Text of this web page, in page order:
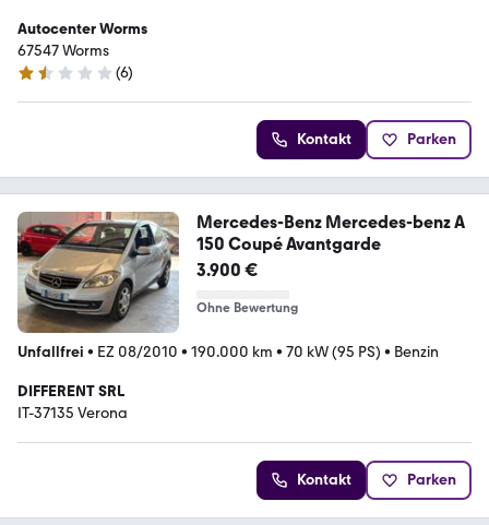
Autocenter Worms
67547 Worms
1.7 Sterne
(6)
Kontakt Parken
Mercedes-Benz Mercedes-benz A
150 Coupé Avantgarde
3.900 €
Ohne Bewertung
Unfallfrei • EZ 08/2010 • 190.000 km • 70 kW (95 PS) • Benzin
DIFFERENT SRL
IT-37135 Verona
Kontakt Parken